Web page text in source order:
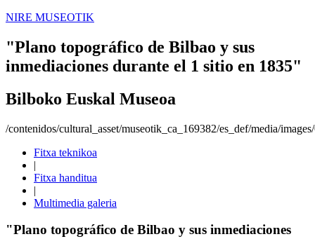
NIRE MUSEOTIK
"Plano topográfico de Bilbao y sus
inmediaciones durante el 1 sitio en 1835"
Bilboko Euskal Museoa
/contenidos/cultural_asset/museotik_ca_169382/es_def/media/
Fitxa teknikoa
|
Fitxa handitua
|
Multimedia galeria
"Plano topográfico de Bilbao y sus inmediaciones